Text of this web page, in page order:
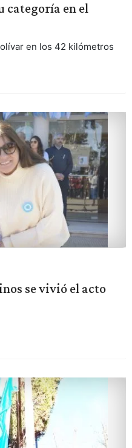
categoría en el
en los 42 kilómetros
se vivió el acto